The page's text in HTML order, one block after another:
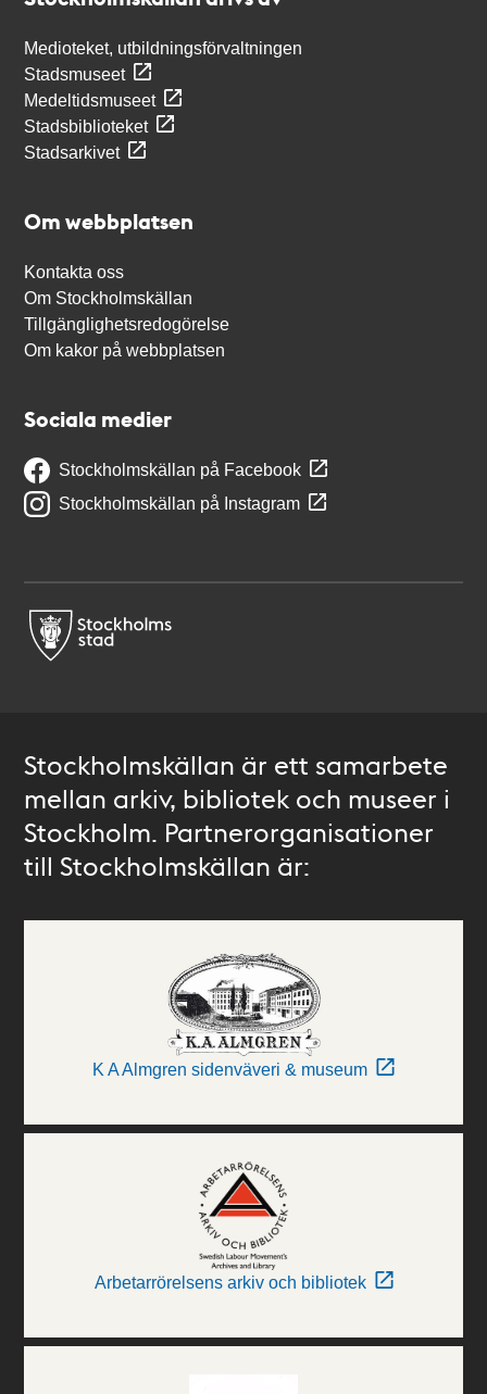
Medioteket, utbildningsförvaltningen
Stadsmuseet
Medeltidsmuseet
Stadsbiblioteket
Stadsarkivet
Om webbplatsen
Kontakta oss
Om Stockholmskällan
Tillgänglighetsredogörelse
Om kakor på webbplatsen
Sociala medier
Stockholmskällan på Facebook
Stockholmskällan på Instagram
Stockholmskällan är ett samarbete
mellan arkiv, bibliotek och museer i
Stockholm. Partnerorganisationer
till Stockholmskällan är:
K A Almgren sidenväveri & museum
Arbetarrörelsens arkiv och bibliotek